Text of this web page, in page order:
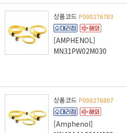
상품코드 P000276783
[AMPHENOL]
MN31PW02M030
상품코드 P000276807
[Amphenol]